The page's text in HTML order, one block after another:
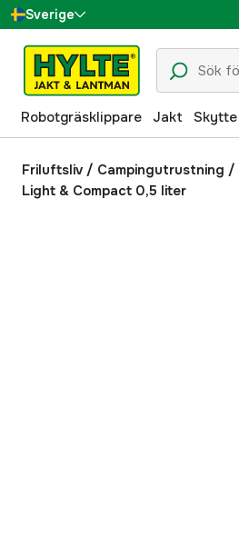
Sverige
Danmark
Suomi
Norge
Deutschland
Robotgräsklippare Jakt Skytte
Friluftsliv / Campingutrustning /
Light & Compact 0,5 liter